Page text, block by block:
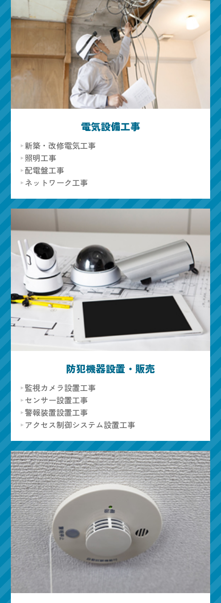
電気設備工事
新築・改修電気工事
照明工事
配電盤工事
ネットワーク工事
防犯機器設置・販売
監視カメラ設置工事
センサー設置工事
警報装置設置工事
アクセス制御システム設置工事